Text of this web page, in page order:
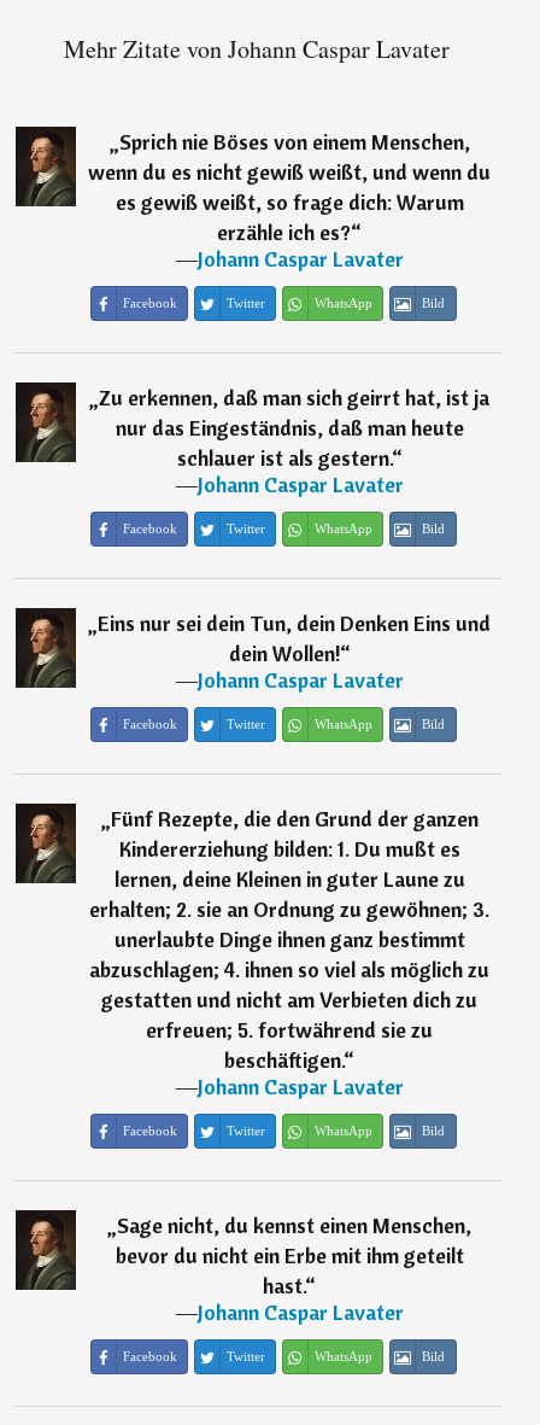
Mehr Zitate von Johann Caspar Lavater
„Sprich nie Böses von einem Menschen,
wenn du es nicht gewiß weißt, und wenn du
es gewiß weißt, so frage dich: Warum
erzähle ich es?“
―Johann Caspar Lavater
Facebook Twitter WhatsApp Bild
„Zu erkennen, daß man sich geirrt hat, ist ja
nur das Eingeständnis, daß man heute
schlauer ist als gestern.“
―Johann Caspar Lavater
Facebook Twitter WhatsApp Bild
„Eins nur sei dein Tun, dein Denken Eins und
dein Wollen!“
―Johann Caspar Lavater
Facebook Twitter WhatsApp Bild
„Fünf Rezepte, die den Grund der ganzen
Kindererziehung bilden: 1. Du mußt es
lernen, deine Kleinen in guter Laune zu
erhalten; 2. sie an Ordnung zu gewöhnen; 3.
unerlaubte Dinge ihnen ganz bestimmt
abzuschlagen; 4. ihnen so viel als möglich zu
gestatten und nicht am Verbieten dich zu
erfreuen; 5. fortwährend sie zu
beschäftigen.“
―Johann Caspar Lavater
Facebook Twitter WhatsApp Bild
„Sage nicht, du kennst einen Menschen,
bevor du nicht ein Erbe mit ihm geteilt
hast.“
―Johann Caspar Lavater
Facebook Twitter WhatsApp Bild